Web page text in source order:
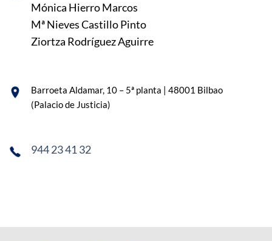
Mónica Hierro Marcos
Mª Nieves Castillo Pinto
Ziortza Rodríguez Aguirre
Barroeta Aldamar, 10 – 5ª planta | 48001 Bilbao
(Palacio de Justicia)
944 23 41 32